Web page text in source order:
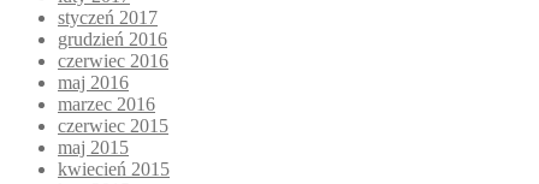
styczeń 2017
grudzień 2016
czerwiec 2016
maj 2016
marzec 2016
czerwiec 2015
maj 2015
kwiecień 2015